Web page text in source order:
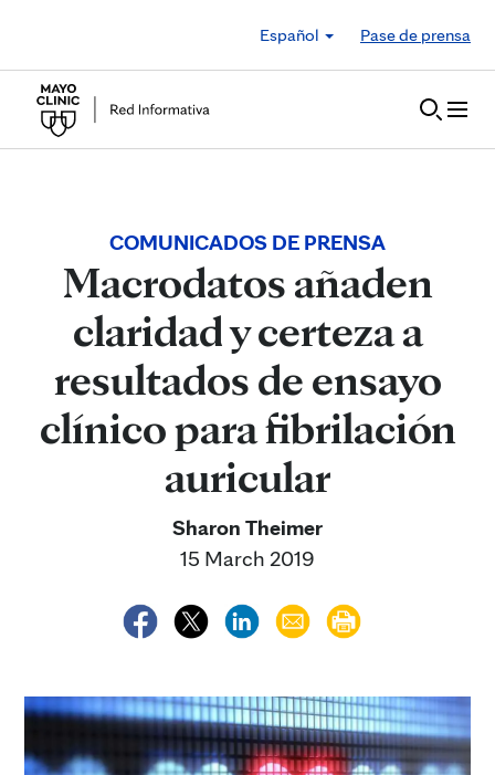
Español
Pase de prensa
COMUNICADOS DE PRENSA
Macrodatos añaden
claridad y certeza a
resultados de ensayo
clínico para fibrilación
auricular
Sharon Theimer
15 March 2019